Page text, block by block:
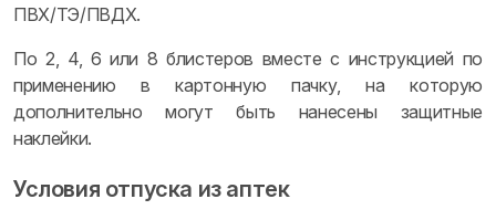
ПВХ/ТЭ/ПВДХ.
По 2, 4, 6 или 8 блистеров вместе с инструкцией по
применению в картонную пачку, на которую
дополнительно могут быть нанесены защитные
наклейки.
Условия отпуска из аптек